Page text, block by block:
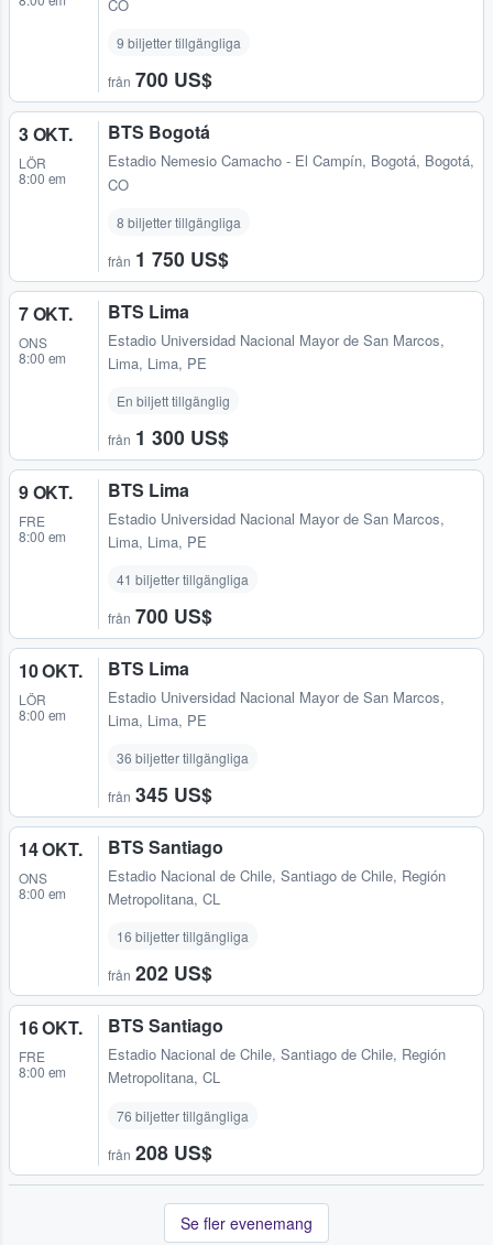
CO
9 biljetter tillgängliga
från 700 US$
3 OKT.
LÖR
8:00 em
BTS Bogotá
Estadio Nemesio Camacho - El Campín, Bogotá, Bogotá,
CO
8 biljetter tillgängliga
från 1 750 US$
7 OKT.
ONS
8:00 em
BTS Lima
Estadio Universidad Nacional Mayor de San Marcos,
Lima, Lima, PE
En biljett tillgänglig
från 1 300 US$
9 OKT.
FRE
8:00 em
BTS Lima
Estadio Universidad Nacional Mayor de San Marcos,
Lima, Lima, PE
41 biljetter tillgängliga
från 700 US$
10 OKT.
LÖR
8:00 em
BTS Lima
Estadio Universidad Nacional Mayor de San Marcos,
Lima, Lima, PE
36 biljetter tillgängliga
från 345 US$
14 OKT.
ONS
8:00 em
BTS Santiago
Estadio Nacional de Chile, Santiago de Chile, Región
Metropolitana, CL
16 biljetter tillgängliga
från 202 US$
16 OKT.
FRE
8:00 em
BTS Santiago
Estadio Nacional de Chile, Santiago de Chile, Región
Metropolitana, CL
76 biljetter tillgängliga
från 208 US$
Se fler evenemang